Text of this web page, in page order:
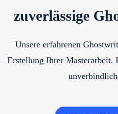
zuverlässige
Unsere erfahrenen
Erstellung Ihrer Masterarbeit.